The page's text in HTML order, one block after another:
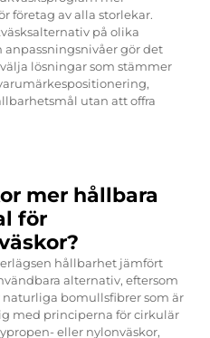
företag av alla storlekar.
på olika
anpassningsnivåer gör det
lösningar som stämmer
utan att offra
mer hållbara
för
hållbarhet jämfört
alternativ, eftersom
bomullsfibrer som är
med principerna för cirkulär
eller nylonväskor,